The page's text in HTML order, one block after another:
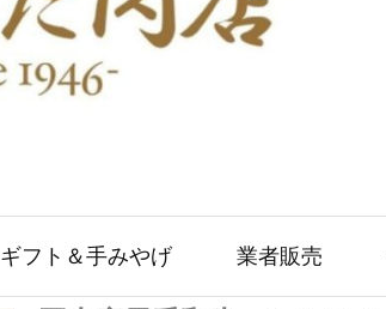
ギフト＆手みやげ 業者販売